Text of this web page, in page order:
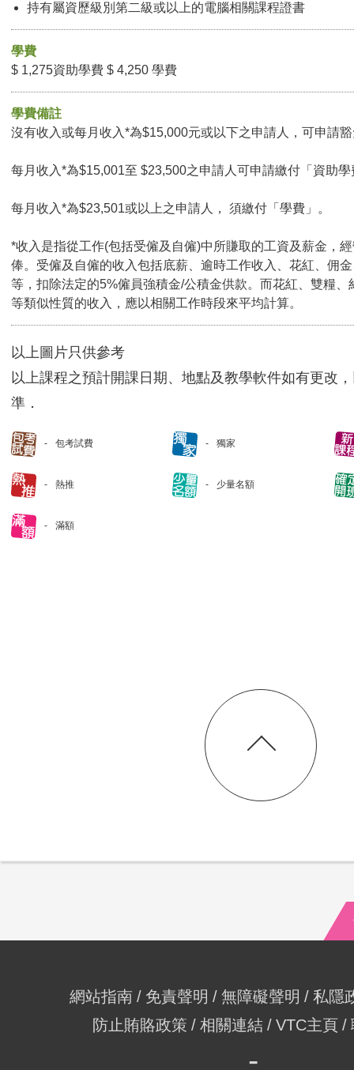
持有屬資歷級別第二級或以上的電腦相關課程證書
學費
$ 1,275資助學費 $ 4,250 學費
學費備註
沒有收入或每月收入*為$15,000元或以下之申請人，可申請
每月收入*為$15,001至 $23,500之申請人可申請繳付「資助學
每月收入*為$23,501或以上之申請人， 須繳付「學費」。
*收入是指從工作(包括受僱及自僱)中所賺取的工資及薪金，
俸。受僱及自僱的收入包括底薪、逾時工作收入、花紅、佣
等，扣除法定的5%僱員強積金/公積金供款。而花紅、雙糧、
等類似性質的收入，應以相關工作時段來平均計算。
以上圖片只供參考
以上課程之預計開課日期、地點及教學軟件如有更改
準．
包考試費 獨家
熱推 少量名額
滿額
網站指南 免責聲明 無障礙聲明
私隱
防止賄賂政策
相關連結 VTC主頁